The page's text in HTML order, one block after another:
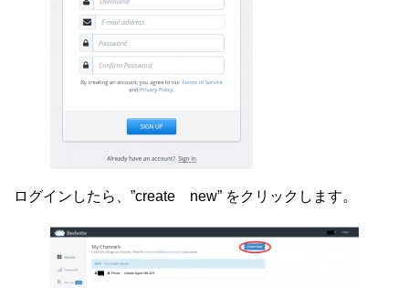
ログインしたら、”create new” をクリックします。